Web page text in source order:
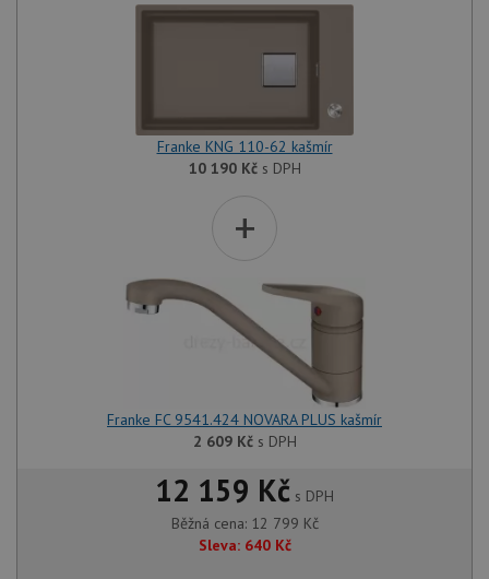
Franke KNG 110-62 kašmír
10 190 Kčs DPH
+
Franke FC 9541.424 NOVARA PLUS kašmír
2 609 Kčs DPH
12 159 Kč s DPH
Běžná cena: 12 799 Kč
Sleva: 640 Kč